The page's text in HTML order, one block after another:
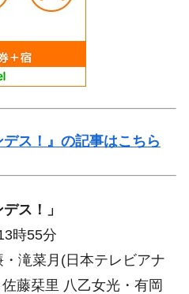
ス！』の記事はこちら
ス！」
時55分
滝菜月(日本テレビアナ
藤栞里 八乙女光・有岡